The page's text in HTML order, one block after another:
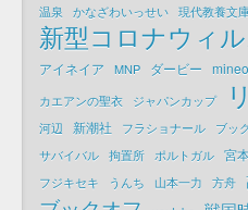
温泉
かなざわいっせい 現代教養文
新型コロナウィ
アイネイア
MNP ダービー mineo
カエアンの聖衣
ジャパンカップ
河辺 新潮社 フラショナール ブッ
サバイバル 拘置所 ポルトガル 宮
フジキセキ うんち 山本一力 方舟